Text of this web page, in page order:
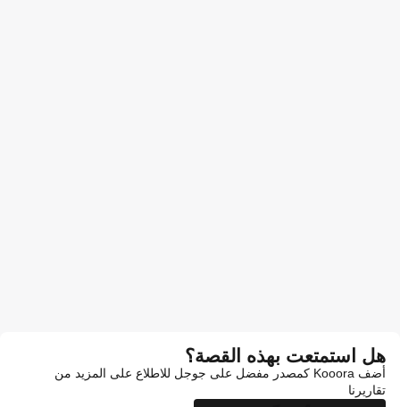
هل استمتعت بهذه القصة؟
أضف Kooora كمصدر مفضل على جوجل للاطلاع على المزيد من
تقاريرنا